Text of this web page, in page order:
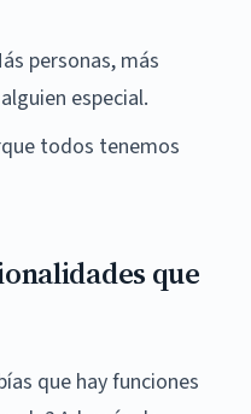
personas, más
especial.
todos tenemos
que
que hay funciones